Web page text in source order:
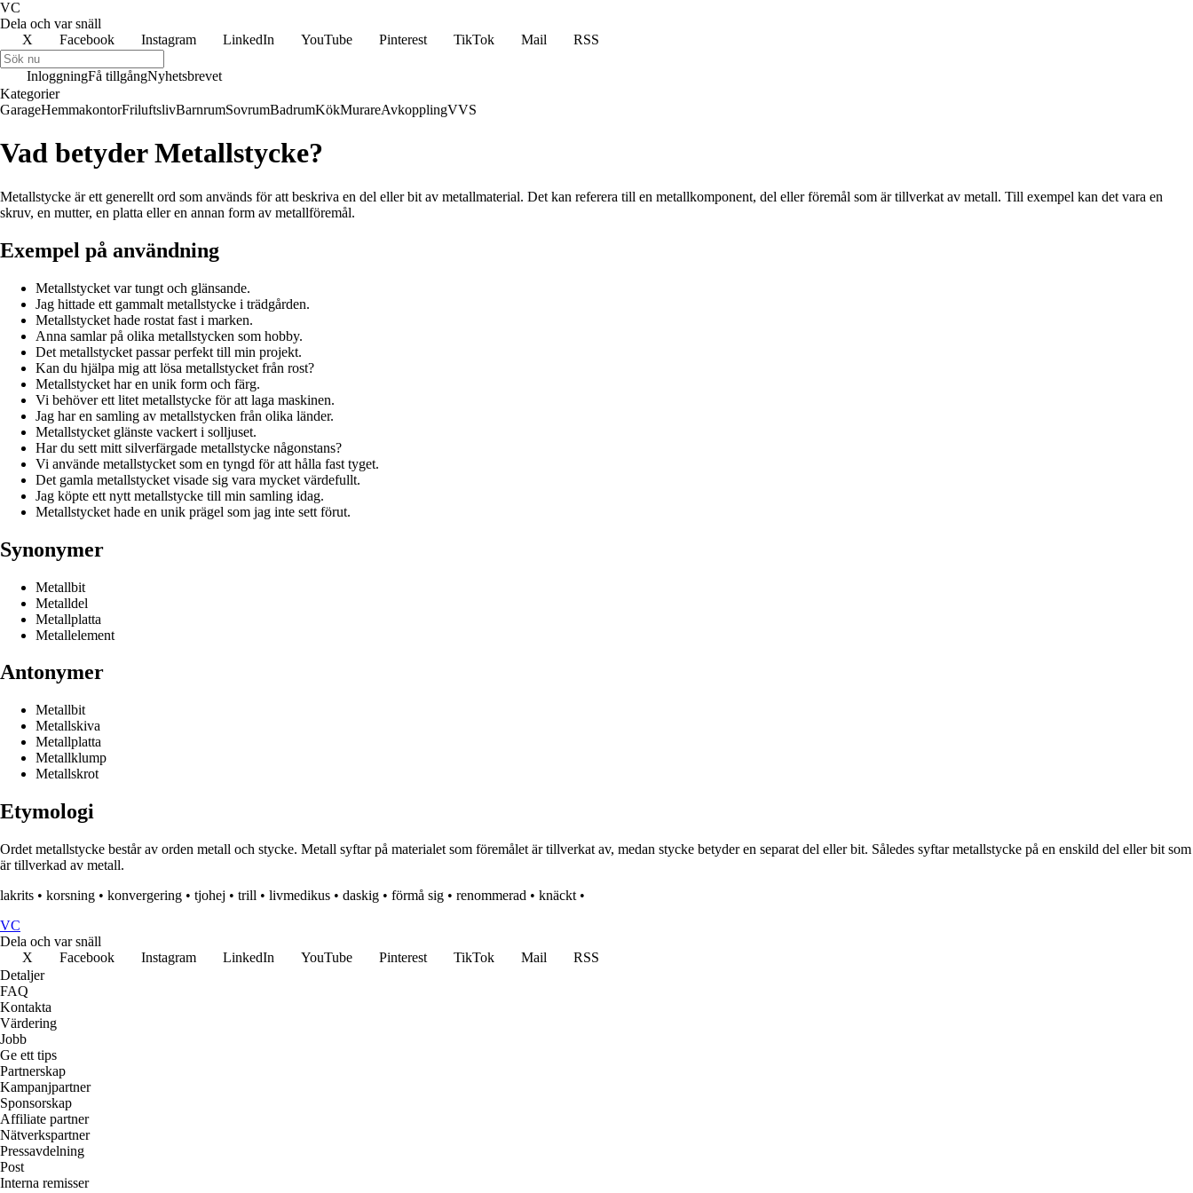
VC
Dela och var snäll
X
Facebook Instagram LinkedIn YouTube Pinterest TikTok Mail RSS
InloggningFå tillgångNyhetsbrevet
Kategorier
GarageHemmakontorFriluftslivBarnrumSovrumBadrumKökMurareAvkopplingVVS
Vad betyder Metallstycke?
Metallstycke är ett generellt ord som används för att beskriva en del eller bit av metallmaterial. Det kan referera till en metallkomponent, del eller föremål som är tillverkat av metall. Till exempel kan det vara en
skruv, en mutter, en platta eller en annan form av metallföremål.
Exempel på användning
Metallstycket var tungt och glänsande.
Jag hittade ett gammalt metallstycke i trädgården.
Metallstycket hade rostat fast i marken.
Anna samlar på olika metallstycken som hobby.
Det metallstycket passar perfekt till min projekt.
Kan du hjälpa mig att lösa metallstycket från rost?
Metallstycket har en unik form och färg.
Vi behöver ett litet metallstycke för att laga maskinen.
Jag har en samling av metallstycken från olika länder.
Metallstycket glänste vackert i solljuset.
Har du sett mitt silverfärgade metallstycke någonstans?
Vi använde metallstycket som en tyngd för att hålla fast tyget.
Det gamla metallstycket visade sig vara mycket värdefullt.
Jag köpte ett nytt metallstycke till min samling idag.
Metallstycket hade en unik prägel som jag inte sett förut.
Synonymer
Metallbit
Metalldel
Metallplatta
Metallelement
Antonymer
Metallbit
Metallskiva
Metallplatta
Metallklump
Metallskrot
Etymologi
Ordet metallstycke består av orden metall och stycke. Metall syftar på materialet som föremålet är tillverkat av, medan stycke betyder en separat del eller bit. Således syftar metallstycke på en enskild del eller bit som
är tillverkad av metall.
lakrits • korsning • konvergering • tjohej • trill • livmedikus • daskig • förmå sig • renommerad • knäckt •
VC
Dela och var snäll
X
Facebook Instagram LinkedIn YouTube Pinterest TikTok Mail
RSS
Detaljer
FAQ
Kontakta
Värdering
Jobb
Ge ett tips
Partnerskap
Kampanjpartner
Sponsorskap
Affiliate partner
Nätverkspartner
Pressavdelning
Post
Interna remisser